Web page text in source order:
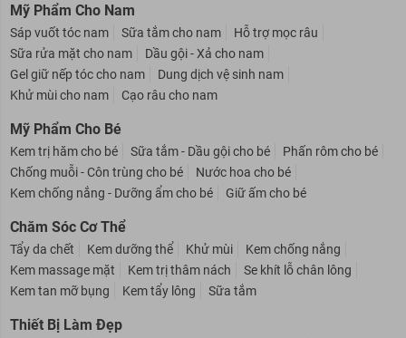
Mỹ Phẩm Cho Nam
Sáp vuốt tóc nam Sữa tắm cho nam
Hỗ trợ mọc râu
Sữa rửa mặt cho nam
Dầu gội - Xả cho nam
Gel giữ nếp tóc cho nam
Dung dịch vệ sinh nam
Khử mùi cho nam
Cạo râu cho nam
Mỹ Phẩm Cho Bé
Kem trị hăm cho bé Sữa tắm - Dầu gội cho bé
Phấn rôm cho bé
Chống muỗi - Côn trùng cho bé
Nước hoa cho bé
Kem chống nắng - Dưỡng ẩm cho bé
Giữ ấm cho bé
Chăm Sóc Cơ Thể
Tẩy da chết Kem dưỡng thể Khử mùi
Kem chống nắng
Kem massage mặt
Kem trị thâm nách
Se khít lỗ chân lông
Kem tan mỡ bụng
Kem tẩy lông Sữa tắm
Thiết Bị Làm Đẹp